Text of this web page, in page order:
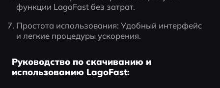
функции LagoFast без затрат.
Простота использования: Удобный интерфейс
и легкие процедуры ускорения.
Руководство по скачиванию и
использованию LagoFast: